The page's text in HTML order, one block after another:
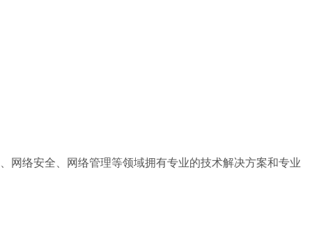
网络安全、网络管理等领域拥有专业的技术解决方案和专业